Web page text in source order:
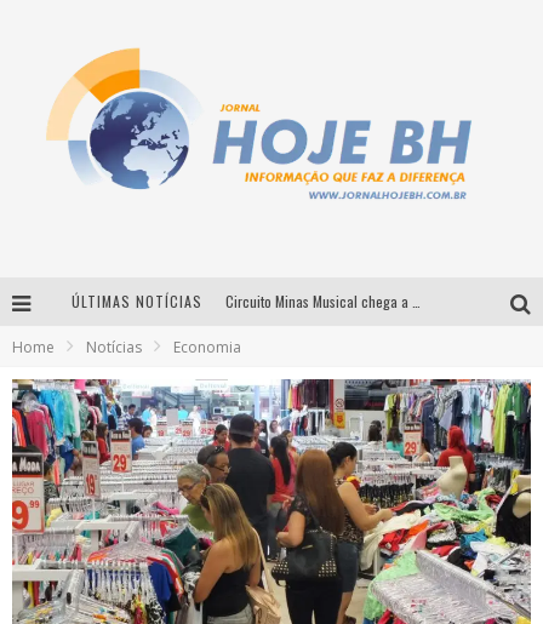
ÚLTIMAS NOTÍCIAS
Simone celebra a força feminina e sua trajetória histórica na MPB em novo show “Que mulher é essa!?” em Belo Horizonte
Milton Guedes traz turnê “Milton Canta Lulu” a Belo Horizonte
Home Notícias Economia